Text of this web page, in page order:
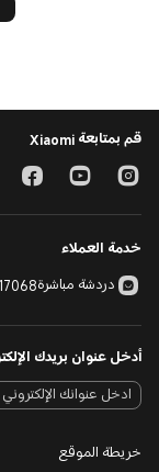
قم بمتابعة Xiaomi
خدمة العملاء
دردشة مباشرة17068
أدخل عنوان بريدك
خريطة الموقع